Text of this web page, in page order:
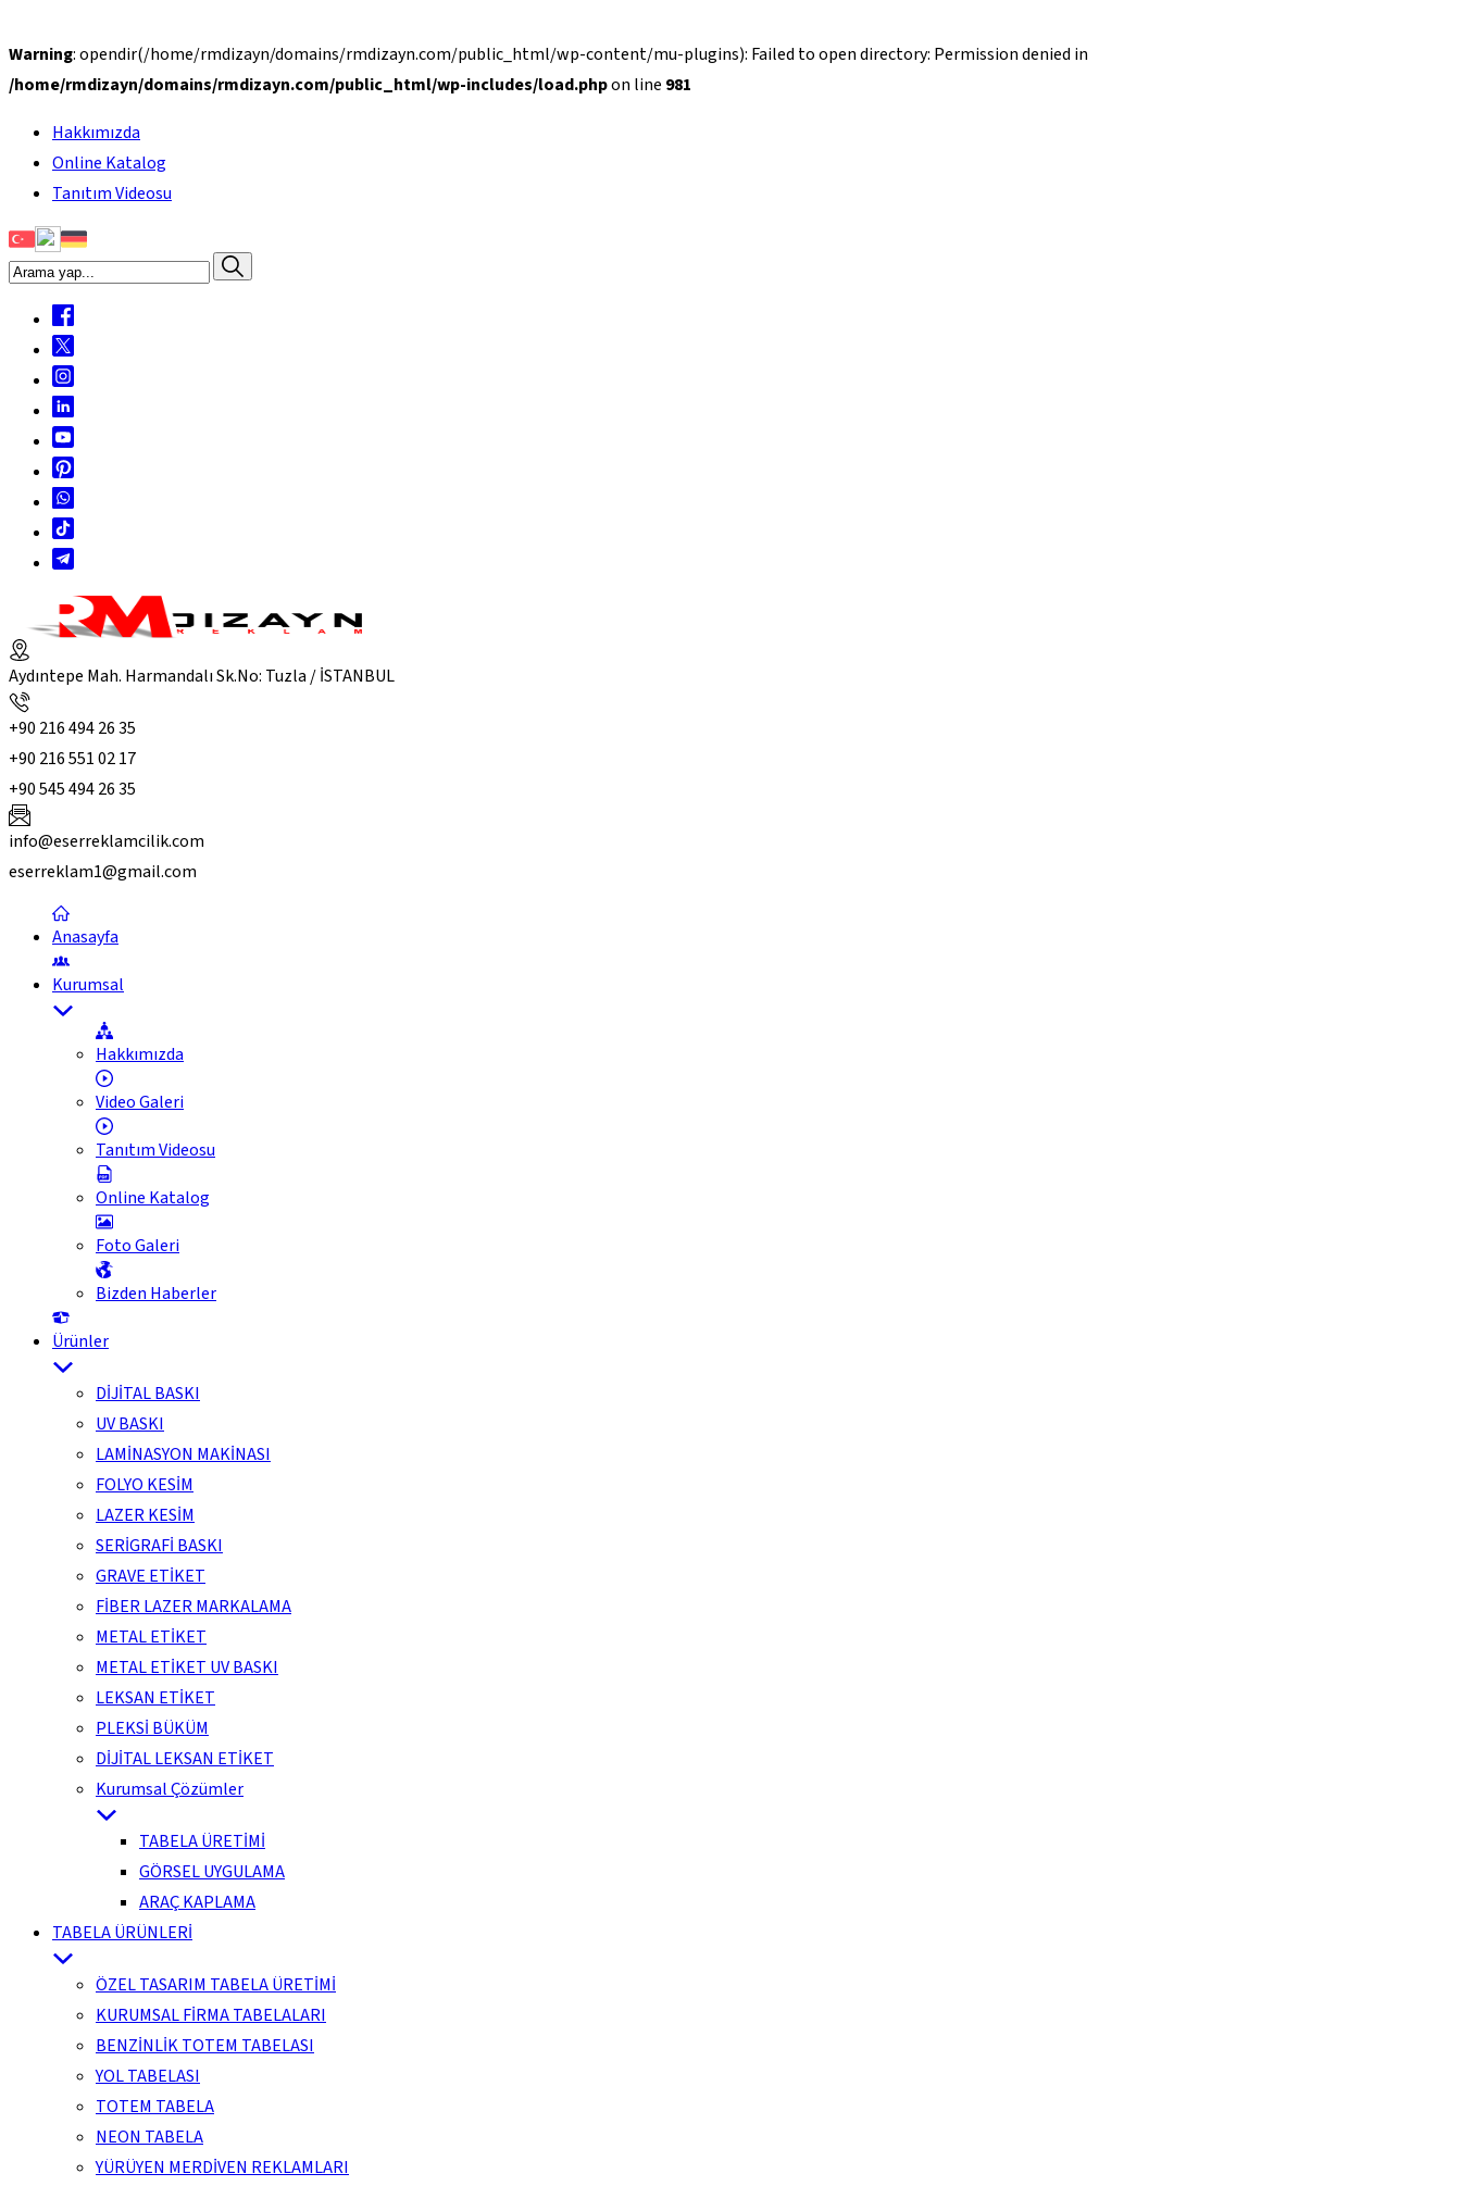
Warning: opendir(/home/rmdizayn/domains/rmdizayn.com/public_html/wp-content/mu-plugins): Failed to open directory: Permission denied in
/home/rmdizayn/domains/rmdizayn.com/public_html/wp-includes/load.phpon line 981
Hakkımızda
Online Katalog
Tanıtım Videosu
Aydıntepe Mah. Harmandalı Sk.No: Tuzla / İSTANBUL
+90 216 494 26 35
+90 216 551 02 17
+90 545 494 26 35
info@eserreklamcilik.com
eserreklam1@gmail.com
Anasayfa
Kurumsal
Hakkımızda
Video Galeri
Tanıtım Videosu
Online Katalog
Foto Galeri
Bizden Haberler
Ürünler
DİJİTAL BASKI
UV BASKI
LAMİNASYON MAKİNASI
FOLYO KESİM
LAZER KESİM
SERİGRAFİ BASKI
GRAVE ETİKET
FİBER LAZER MARKALAMA
METAL ETİKET
METAL ETİKET UV BASKI
LEKSAN ETİKET
PLEKSİ BÜKÜM
DİJİTAL LEKSAN ETİKET
Kurumsal Çözümler
TABELA ÜRETİMİ
GÖRSEL UYGULAMA
ARAÇ KAPLAMA
TABELA ÜRÜNLERİ
ÖZEL TASARIM TABELA ÜRETİMİ
KURUMSAL FİRMA TABELALARI
BENZİNLİK TOTEM TABELASI
YOL TABELASI
TOTEM TABELA
NEON TABELA
YÜRÜYEN MERDİVEN REKLAMLARI